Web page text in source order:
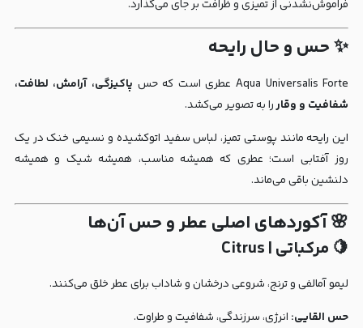
فراموش‌نشدنی از تمیزی و ظرافت بر جای می‌گذارد.
✨ حس و حال رایحه
Aqua Universalis Forte عطری است که حس
پاکیزگی، آرامش، لطافت،
شفافیت و وقاررا به تصویر می‌کشد.
این رایحه مانند پوستی تمیز، لباس سفید اتوکشیده و نسیمی خنک در یک
روز آفتابی است؛ عطری که همیشه مناسب، همیشه شیک و همیشه
دلنشین باقی می‌ماند.
🌸 آکوردهای اصلی عطر و حس آن‌ها
🍋 مرکباتی | Citrus
لیمو آمالفی و ترنج، شروعی درخشان و شاداب برای عطر خلق می‌کنند.
حس القایی: انرژی، سرزندگی، شفافیت و طراوت.